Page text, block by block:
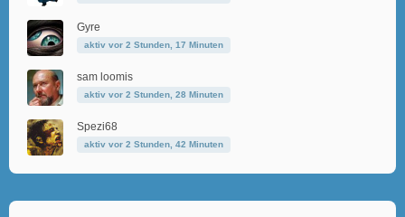
Gyre
aktiv vor 2 Stunden, 17 Minuten
sam loomis
aktiv vor 2 Stunden, 28 Minuten
Spezi68
aktiv vor 2 Stunden, 42 Minuten